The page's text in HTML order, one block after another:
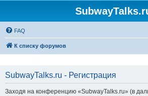
FAQ
К списку форумов
SubwayTalks.ru - Регистрация
Заходя на конференцию «SubwayTalks.ru» (в